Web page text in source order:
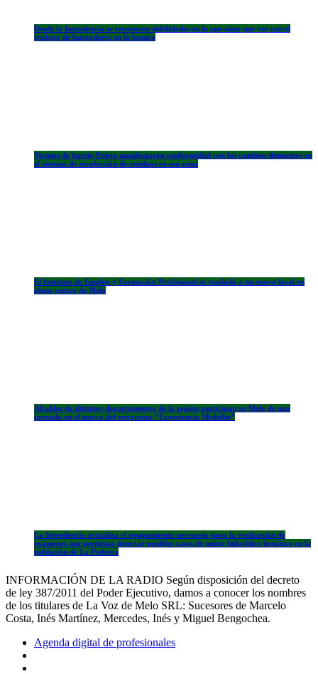
Desde la Intendencia se reconocen debilidades en lo que tiene que ver con el
trabajo de hurgadores en la basura
Vecinos de barrio Prieto manifestaron conformidad con los cambios dispuestos en
el sistema de recolección de residuos en esa zona
El Instituto de Empleo y Formación Profesional se trasladó a un nuevo local en
pleno centro de Melo
Alcaldes de distintos departamentos de la región participan en Melo de una
jornada en el marco del programa “Experiencia Medellín”
La Intendencia actualiza el equipamiento necesario para la realización de
exámenes que permitan detectar posibles casos de quiste hidatídico hepático en la
población de La Pedrera
INFORMACIÓN DE LA RADIO Según disposición del decreto
de ley 387/2011 del Poder Ejecutivo, damos a conocer los nombres
de los titulares de La Voz de Melo SRL: Sucesores de Marcelo
Costa, Inés Martínez, Mercedes, Inés y Miguel Bengochea.
Agenda digital de profesionales